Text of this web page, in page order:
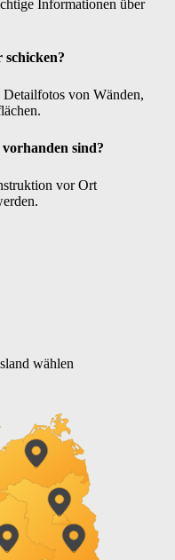
Informationen über
schicken?
von Wänden,
sind?
vor Ort
wählen